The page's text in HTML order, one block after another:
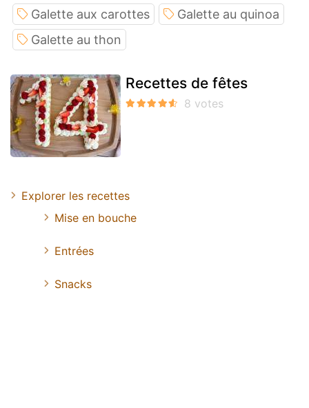
Galette aux carottes
Galette au quinoa
Galette au thon
Recettes de fêtes
Explorer les recettes
Mise en bouche
Entrées
Snacks